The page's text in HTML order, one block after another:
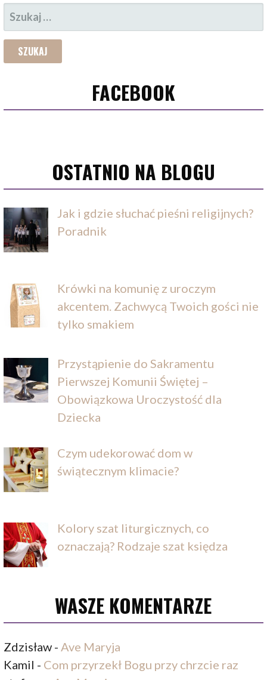
SZUKAJ:
FACEBOOK
OSTATNIO NA BLOGU
Jak i gdzie słuchać pieśni religijnych?
Poradnik
Krówki na komunię z uroczym
akcentem. Zachwycą Twoich gości nie
tylko smakiem
Przystąpienie do Sakramentu
Pierwszej Komunii Świętej –
Obowiązkowa Uroczystość dla
Dziecka
Czym udekorować dom w
świątecznym klimacie?
Kolory szat liturgicznych, co
oznaczają? Rodzaje szat księdza
WASZE KOMENTARZE
Zdzisław - Ave Maryja
Kamil - Com przyrzekł Bogu przy chrzcie raz